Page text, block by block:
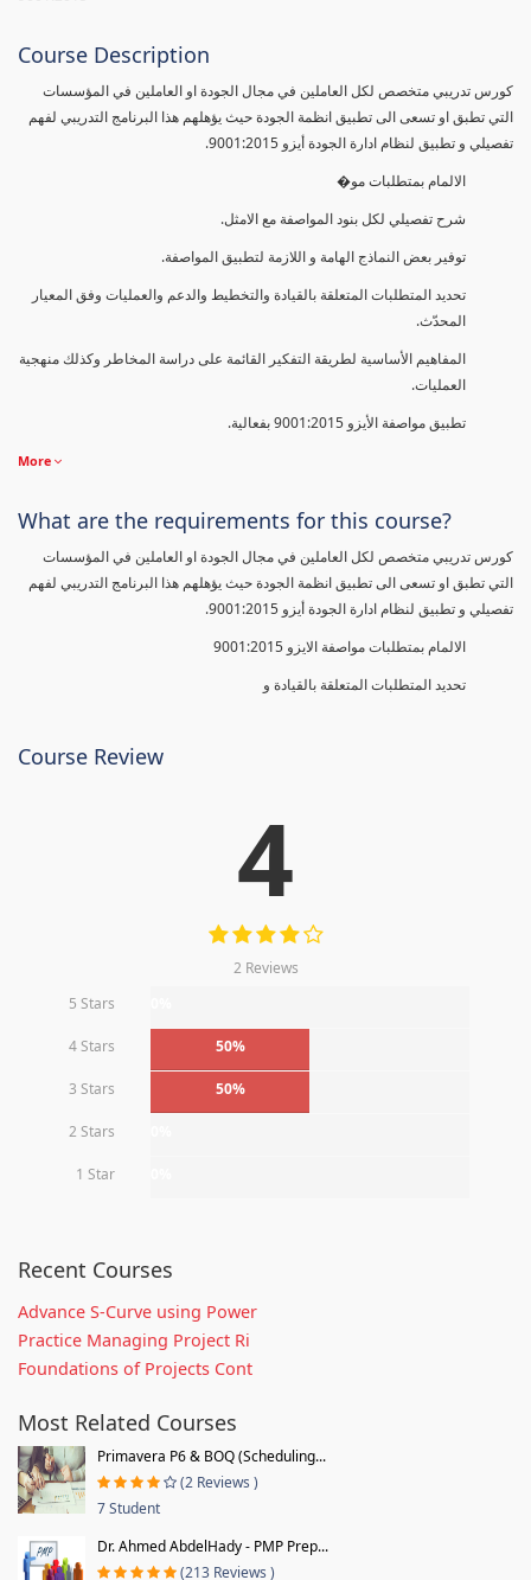
Course Description
كورس تدريبي متخصص لكل العاملين في مجال الجودة او العاملين في المؤسسات
التي تطبق او تسعى الى تطبيق انظمة الجودة حيث يؤهلهم هذا البرنامج التدريبي لفهم
تفصيلي و تطبيق لنظام ادارة الجودة أيزو 9001:2015.
الالمام بمتطلبات مو�
شرح تفصيلي لكل بنود المواصفة مع الامثل.
توفير بعض النماذج الهامة و اللازمة لتطبيق المواصفة.
تحديد المتطلبات المتعلقة بالقيادة والتخطيط والدعم والعمليات وفق المعيار
المحدّث.
المفاهيم الأساسية لطريقة التفكير القائمة على دراسة المخاطر وكذلك منهجية
العمليات.
تطبيق مواصفة الأيزو 9001:2015 بفعالية.
More
What are the requirements for this course?
كورس تدريبي متخصص لكل العاملين في مجال الجودة او العاملين في المؤسسات
التي تطبق او تسعى الى تطبيق انظمة الجودة حيث يؤهلهم هذا البرنامج التدريبي لفهم
تفصيلي و تطبيق لنظام ادارة الجودة أيزو 9001:2015.
الالمام بمتطلبات مواصفة الايزو 9001:2015
تحديد المتطلبات المتعلقة بالقيادة و
Course Review
4
2 Reviews
5 Stars
4 Stars 50%
3 Stars 50%
2 Stars
1 Star
Recent Courses
Advance S-Curve using Power
Practice Managing Project Ri
Foundations of Projects Cont
Most Related Courses
Primavera P6 & BOQ (Scheduling...
(2 Reviews )
7 Student
Dr. Ahmed AbdelHady - PMP Prep...
(213 Reviews )